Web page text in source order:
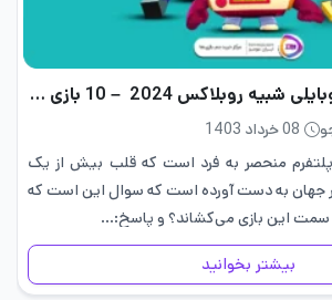
بهترین بازی‌های موبایلی شبیه روبلاکس 2024 – 10 بازی جذاب
08 خرداد 1403
منحصر به فرد است که قلب بیش از یک
جهان به دست آورده است که سوال این است که
سمت این بازی می‌کشاند؟ و پاسخ:…
بیشتر بخوانید